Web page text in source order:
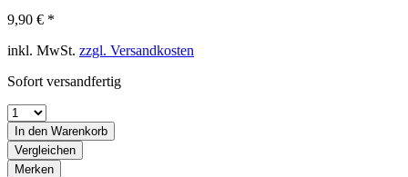
9,90 € *
inkl. MwSt. zzgl. Versandkosten
Sofort versandfertig
In den Warenkorb
Vergleichen
Merken